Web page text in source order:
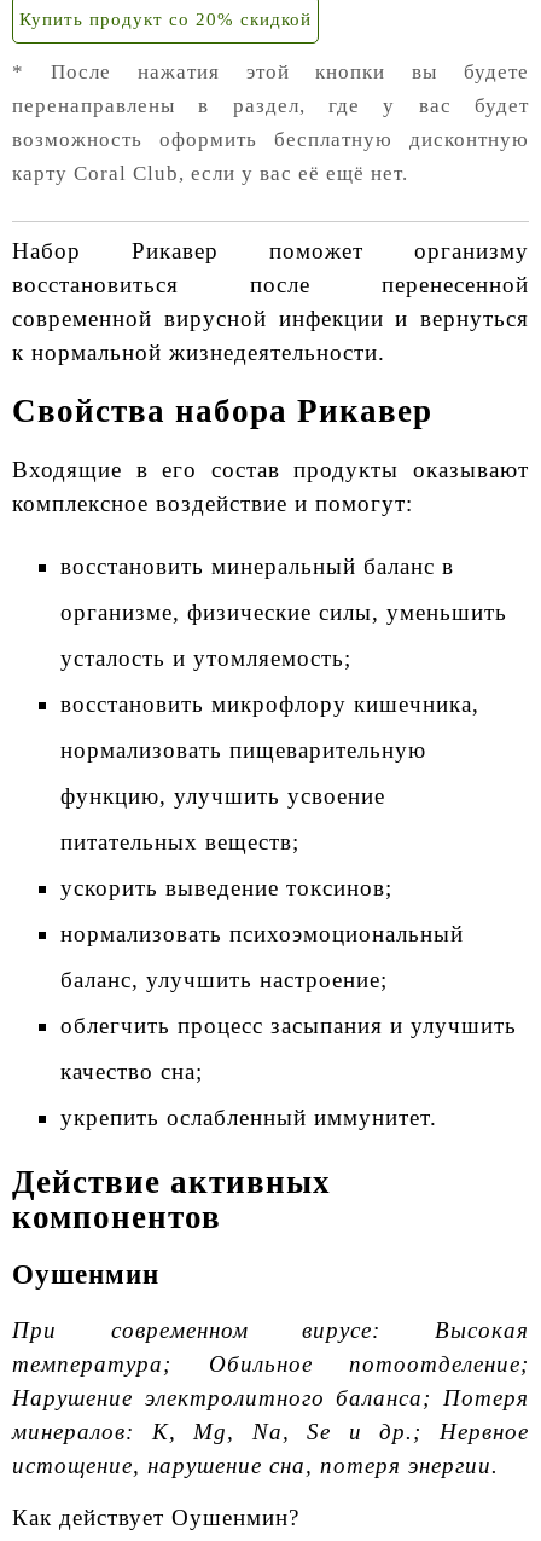
Купить продукт со 20% скидкой
* После нажатия этой кнопки вы будете
перенаправлены в раздел, где у вас будет
возможность оформить бесплатную дисконтную
карту Coral Club, если у вас её ещё нет.
Набор Рикавер поможет организму
восстановиться после перенесенной
современной вирусной инфекции и вернуться
к нормальной жизнедеятельности.
Свойства набора Рикавер
Входящие в его состав продукты оказывают
комплексное воздействие и помогут:
восстановить минеральный баланс в
организме, физические силы, уменьшить
усталость и утомляемость;
восстановить микрофлору кишечника,
нормализовать пищеварительную
функцию, улучшить усвоение
питательных веществ;
ускорить выведение токсинов;
нормализовать психоэмоциональный
баланс, улучшить настроение;
облегчить процесс засыпания и улучшить
качество сна;
укрепить ослабленный иммунитет.
Действие активных
компонентов
Оушенмин
При современном вирусе: Высокая
температура; Обильное потоотделение;
Нарушение электролитного баланса; Потеря
минералов: K, Mg, Na, Se и др.; Нервное
истощение, нарушение сна, потеря энергии.
Как действует Оушенмин?